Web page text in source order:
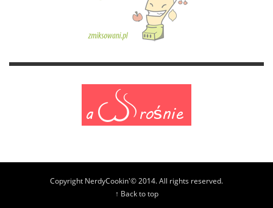
Copyright NerdyCookin'© 2014. All rights reserved.
↑ Back to top